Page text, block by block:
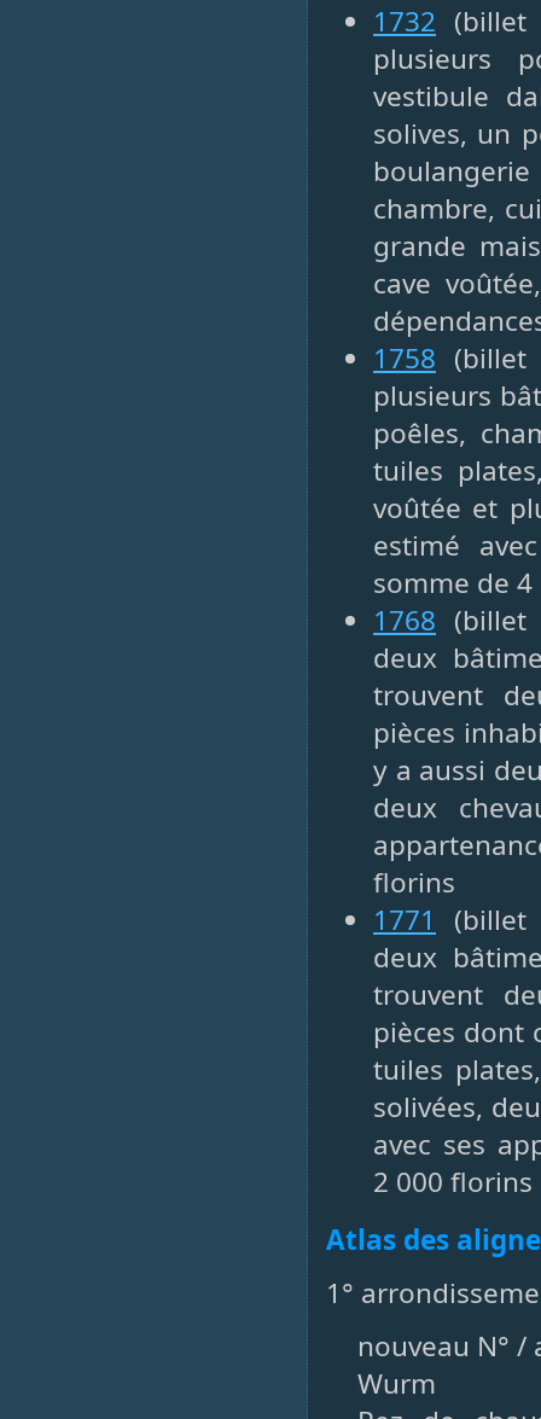
1732 (billet
plusieurs
vestibule
solives, un
chambre,
grande
cave
1758 (billet
plusieurs
poêles,
tuiles
voûtée et
estimé
somme de
1768 (billet
deux
trouvent
pièces
y a aussi
deux
florins
1771
(billet
deux
trouvent
pièces dont
tuiles
solivées,
avec ses
2 000 florins
Atlas des
1°
nouveau N° /
Wurm